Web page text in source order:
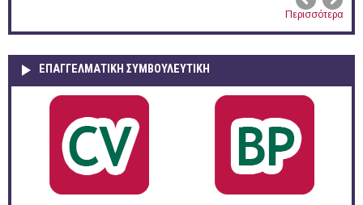
Περισσότερα
ΕΠΑΓΓΕΛΜΑΤΙΚΉ ΣΥΜΒΟΥΛΕΥΤΙΚΉ